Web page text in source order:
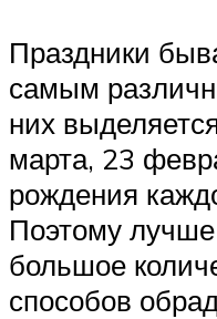
Праздники
самым
них
марта, 23
рождения
Поэтому
большое
способов